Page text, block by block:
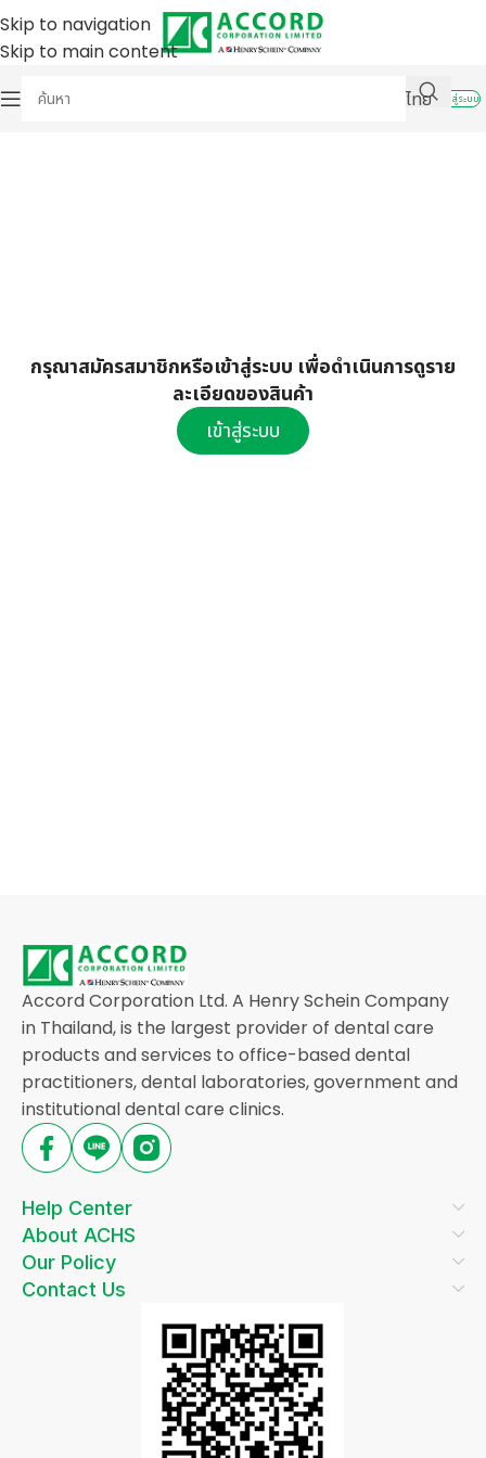
Skip to navigation
Skip to main content
ไทย
เข้าสู่ระบบ
กรุณาสมัครสมาชิกหรือเข้าสู่ระบบ เพื่อดำเนินการดูราย
ละเอียดของสินค้า
เข้าสู่ระบบ
Accord Corporation Ltd. A Henry Schein Company
in Thailand, is the largest provider of dental care
products and services to office-based dental
practitioners, dental laboratories, government and
institutional dental care clinics.
Help Center
About ACHS
Our Policy
Contact Us